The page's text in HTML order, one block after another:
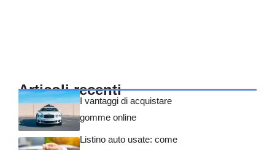
Articoli recenti
I vantaggi di acquistare
gomme online
Listino auto usate: come